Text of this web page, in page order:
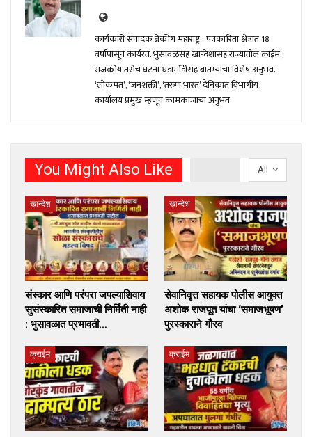
कार्यकारी संपादक ब्रेकींग महाराष्ट्र : पत्रकारिता क्षेत्रात 18
वर्षांपासून कार्यरत. भुसावळसह खान्देशासह राज्यातील क्राईम,
राजकीय तसेच घटना-घडामोंडीसह बातम्यांचा विशेष अनुभव.
‘लोकमत’, ‘जनशक्ती’, ‘तरुण भारत’ दैनिकात विभागीय
कार्यालय प्रमुख म्हणून कामकाजाचा अनुभव
All
You Might Also Like
खान्देश
संस्कार आणि परंपरा जपल्याशिवाय
सुसंस्कारित समाजाची निर्मिती नाही
: भुसावळात प्रभावती…
खान्देश
सेवानिवृत्त सहायक पोलीस आयुक्त
अशोक राजपूत यांचा ‘समाजभूषण’
पुरस्काराने गौरव
क्राईम क्राईम